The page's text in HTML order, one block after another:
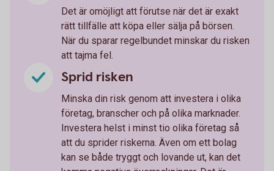
Det är omöjligt att förutse när det är exakt
rätt tillfälle att köpa eller sälja på börsen.
När du sparar regelbundet minskar du risken
att tajma fel.
Sprid risken
Minska din risk genom att investera i olika
företag, branscher och på olika marknader.
Investera helst i minst tio olika företag så
att du sprider riskerna. Även om ett bolag
kan se både tryggt och lovande ut, kan det